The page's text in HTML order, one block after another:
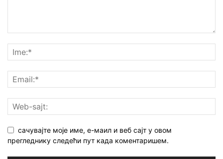
сачувајте моје име, е-маил и веб сајт у овом
прегледнику следећи пут када коментаришем.